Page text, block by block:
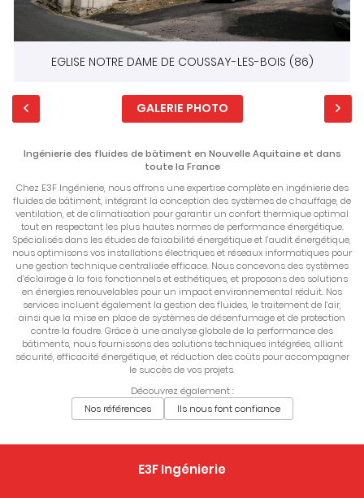
EGLISE NOTRE DAME DE COUSSAY-LES-BOIS (86)
GALERIE PHOTO
Ingénierie des fluides de bâtiment en Nouvelle Aquitaine et dans
toute la France
Chez E3F Ingénierie, nous offrons une expertise complète en ingénierie des
fluides de bâtiment, intégrant la conception des systèmes de chauffage, de
ventilation, et de climatisation pour garantir un confort thermique optimal
tout en respectant les plus hautes normes de performance énergétique.
Spécialisés dans les études de faisabilité énergétique et l’audit énergétique,
nous optimisons vos installations électriques et réseaux informatiques pour
une gestion technique centralisée efficace. Nous concevons des systèmes
d’éclairage à la fois fonctionnels et esthétiques, et proposons des solutions
en énergies renouvelables pour un impact environnemental réduit. Nos
services incluent également la gestion des fluides, le traitement de l’air,
ainsi que la mise en place de systèmes de désenfumage et de protection
contre la foudre. Grâce à une analyse globale de la performance des
bâtiments, nous fournissons des solutions techniques intégrées, alliant
sécurité, efficacité énergétique, et réduction des coûts pour accompagner
le succès de vos projets.
Découvrez également :
Nos références
Ils nous font confiance
E3F Ingénierie